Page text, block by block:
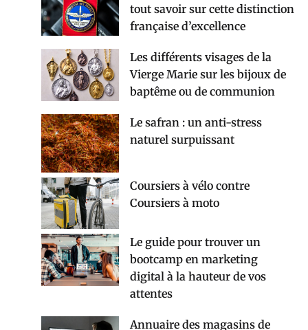
tout savoir sur cette distinction
française d’excellence
Les différents visages de la
Vierge Marie sur les bijoux de
baptême ou de communion
Le safran : un anti-stress
naturel surpuissant
Coursiers à vélo contre
Coursiers à moto
Le guide pour trouver un
bootcamp en marketing
digital à la hauteur de vos
attentes
Annuaire des magasins de